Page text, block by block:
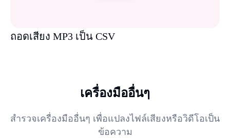
ถอดเสียง MP3 เป็น CSV
เครื่องมืออื่นๆ
สำรวจเครื่องมืออื่นๆ เพื่อแปลงไฟล์เสียงหรือวิดีโอเป็น
ข้อความ